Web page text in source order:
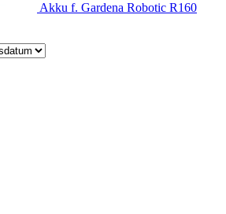
Akku f. Gardena Robotic R160